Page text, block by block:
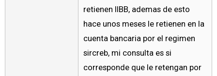
retienen IIBB, ademas de esto
hace unos meses le retienen en la
cuenta bancaria por el regimen
sircreb, mi consulta es si
corresponde que le retengan por